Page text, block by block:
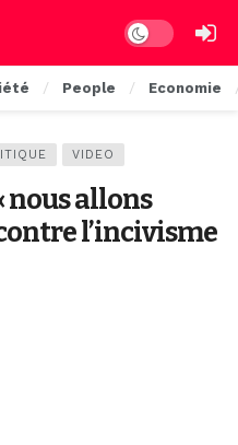
Dark mode
People Economie
VIDEO
nous allons
l’incivisme